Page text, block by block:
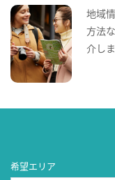
地域
方法
介しま
希望エリア